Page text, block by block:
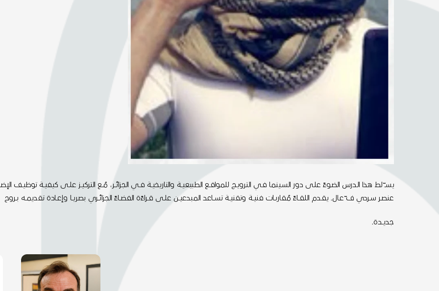
يسـ ّلط هـذا الـدرس الضـوءً علـى دور السـينما فـي الترويـج للمواقــع الطبيعيــة والتاريخيــة فــي الجزائــر، مُــع التركيــز علــى كيفيــة توظيــف
عنصـر سـردي ف ّعـال. يقـدم اللقــاءً مُقاربــات فنيــة وتقنيــة تســاعد المبدعيــن علــى قــراءًة الفضــاءً الجزائــري بصريــا وإعــادة تقديمــه بــروح
جديــدة.